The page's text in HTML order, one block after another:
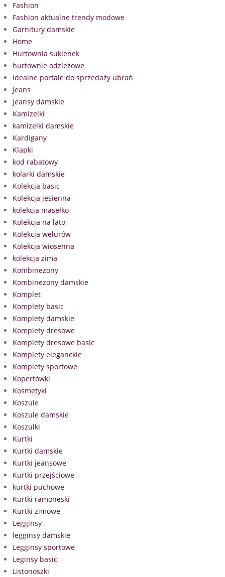
Fashion
Fashion aktualne trendy modowe
Garnitury damskie
Home
Hurtownia sukienek
hurtownie odzieżowe
idealne portale do sprzedaży ubrań
Jeans
jeansy damskie
Kamizelki
kamizelki damskie
Kardigany
Klapki
kod rabatowy
kolarki damskie
Kolekcja basic
Kolekcja jesienna
kolekcja masełko
Kolekcja na lato
Kolekcja welurów
Kolekcja wiosenna
kolekcja zima
Kombinezony
Kombinezony damskie
Komplet
Komplety basic
Komplety damskie
Komplety dresowe
Komplety dresowe basic
Komplety eleganckie
Komplety sportowe
Kopertówki
Kosmetyki
Koszule
Koszule damskie
Koszulki
Kurtki
Kurtki damskie
Kurtki jeansowe
Kurtki przejściowe
kurtki puchowe
Kurtki ramoneski
Kurtki zimowe
Legginsy
legginsy damskie
Legginsy sportowe
Leginsy basic
Listonoszki